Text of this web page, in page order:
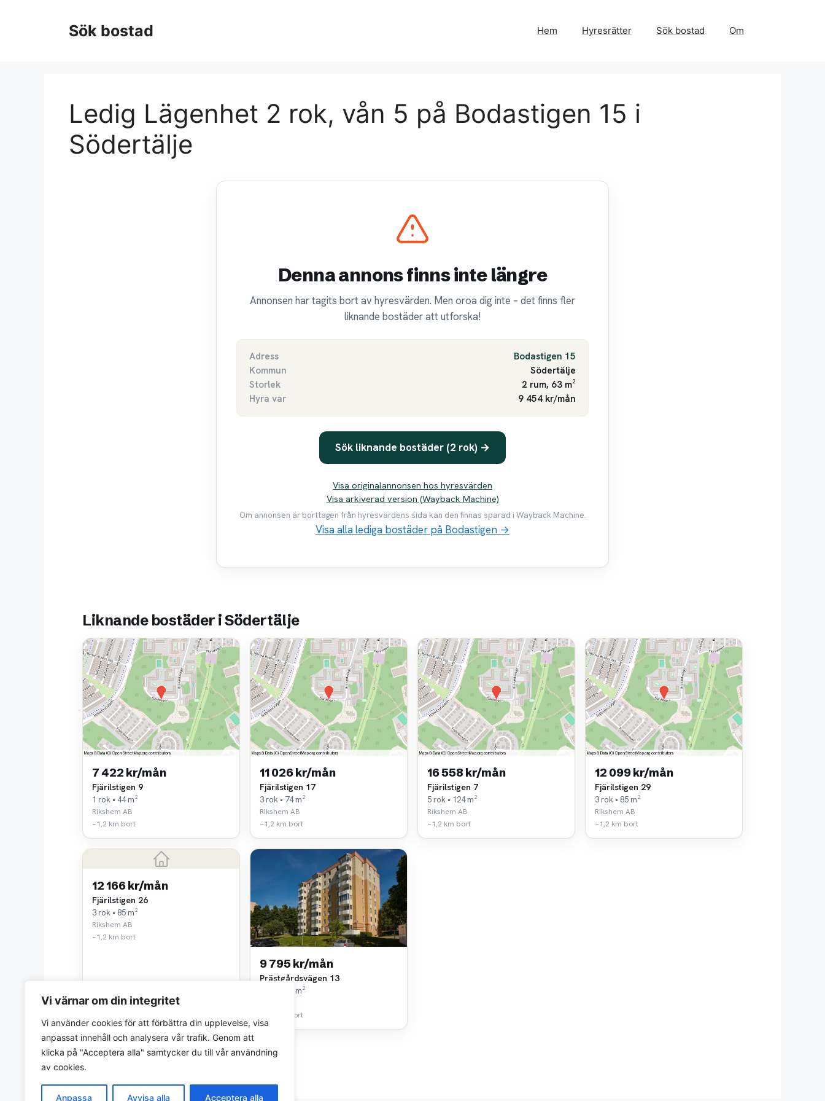
Vi värnar om din integritet
Vi använder cookies för att förbättra din upplevelse, visa
anpassat innehåll och analysera vår trafik. Genom att
klicka på "Acceptera alla" samtycker du till vår användning
av cookies.
Anpassa Avvisa alla Acceptera alla
Sök bostad Hem Hyresrätter Sök bostad Om
Ledig Lägenhet 2 rok, vån 5 på Bodastigen 15 i
Södertälje
Denna annons finns inte längre
Annonsen har tagits bort av hyresvärden. Men oroa dig inte – det finns fler
liknande bostäder att utforska!
Adress
Bodastigen 15
Kommun
Södertälje
Storlek
2 rum, 63 m²
Hyra var
9 454 kr/mån
Sök liknande bostäder (2 rok) →
Visa originalannonsen hos hyresvärden
Visa arkiverad version (Wayback Machine)
Om annonsen är borttagen från hyresvärdens sida kan den finnas sparad i Wayback Machine.
Visa alla lediga bostäder på Bodastigen →
Liknande bostäder i Södertälje
7 422 kr/mån
Fjärilstigen 9
1 rok • 44 m²
Rikshem AB
~1,2 km bort
11 026 kr/mån
Fjärilstigen 17
3 rok • 74 m²
Rikshem AB
~1,2 km bort
16 558 kr/mån
Fjärilstigen 7
5 rok • 124 m²
Rikshem AB
~1,2 km bort
12 099 kr/mån
Fjärilstigen 29
3 rok • 85 m²
Rikshem AB
~1,2 km bort
12 166 kr/mån
Fjärilstigen 26
3 rok • 85 m²
Rikshem AB
~1,2 km bort
9 795 kr/mån
Prästgårdsvägen 13
2 rok • 65 m²
~2,0 km bort